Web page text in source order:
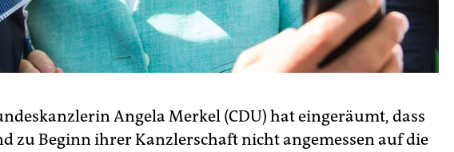
Angela Merkel (CDU) hat eingeräumt, dass
zu Beginn ihrer Kanzlerschaft nicht angemessen auf die